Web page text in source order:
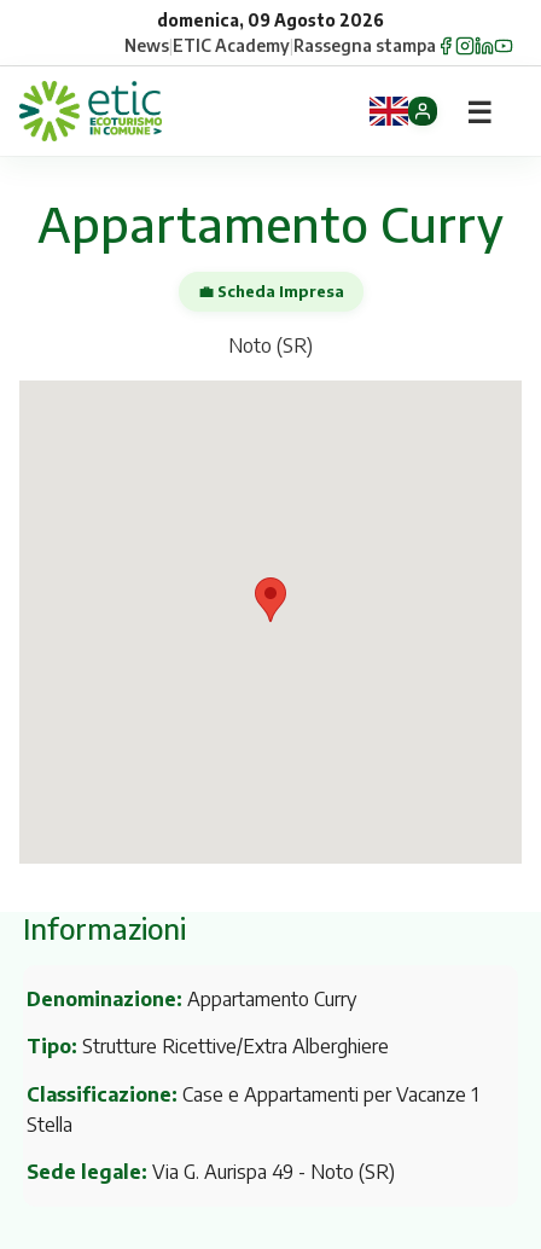
domenica, 09 Agosto 2026
News|ETIC Academy|Rassegna stampa
Opportunità
☰
Appartamento Curry
💼 Scheda Impresa
Noto (SR)
Informazioni
Denominazione: Appartamento Curry
Tipo: Strutture Ricettive/Extra Alberghiere
Classificazione: Case e Appartamenti per Vacanze 1
Stella
Sede legale: Via G. Aurispa 49 - Noto (SR)